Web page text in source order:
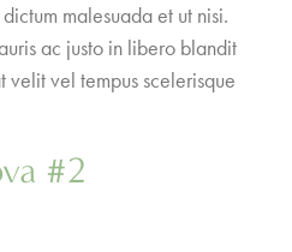
malesuada et ut nisi.
ac justo in libero blandit
vel tempus scelerisque
#2